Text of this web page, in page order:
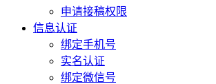
申请接稿权限
信息认证
绑定手机号
实名认证
绑定微信号